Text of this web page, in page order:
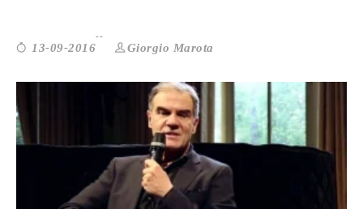
13-09-2016 Giorgio Marota